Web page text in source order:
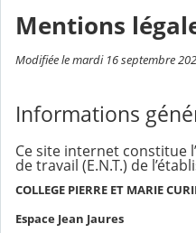
Mentions
Modifiée le mardi 16 septembre
Informations
Ce site internet constitue
de travail (E.N.T.) de
COLLEGE PIERRE ET MARIE
Espace Jean Jaures